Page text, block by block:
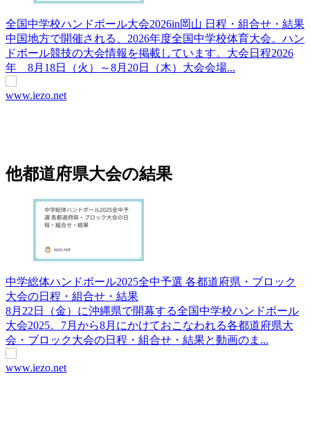
全国中学校ハンドボール大会2026in岡山 日程・組合せ・結果
中国地方で開催される、2026年度全国中学校体育大会。ハン
ドボール競技の大会情報を掲載しています。大会日程2026
年 8月18日（火）～8月20日（木）大会会場...
www.iezo.net
他都道府県大会の結果
中学総体ハンドボール2025全中予選 各都道府県・ブロック
大会の日程・組合せ・結果
8月22日（金）に沖縄県で開幕する全国中学校ハンドボール
大会2025。7月から8月にかけておこなわれる各都道府県大
会・ブロック大会の日程・組合せ・結果と動画のま...
www.iezo.net